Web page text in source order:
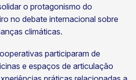
o protagonismo do
no debate internacional sobre
climáticas.
participaram de
e espaços de articulação